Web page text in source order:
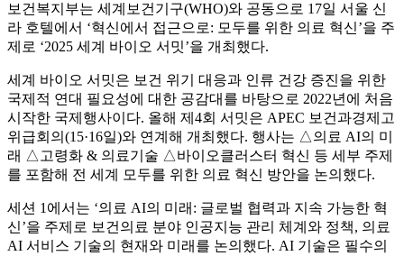
보건복지부는 세계보건기구(WHO)와 공동으로 17일 서울 신
라 호텔에서 ‘혁신에서 접근으로: 모두를 위한 의료 혁신’을 주
제로 ‘2025 세계 바이오 서밋’을 개최했다.
세계 바이오 서밋은 보건 위기 대응과 인류 건강 증진을 위한
국제적 연대 필요성에 대한 공감대를 바탕으로 2022년에 처음
시작한 국제행사이다. 올해 제4회 서밋은 APEC 보건과경제고
위급회의(15·16일)와 연계해 개최했다. 행사는 △의료 AI의 미
래 △고령화 & 의료기술 △바이오클러스터 혁신 등 세부 주제
를 포함해 전 세계 모두를 위한 의료 혁신 방안을 논의했다.
세션 1에서는 ‘의료 AI의 미래: 글로벌 협력과 지속 가능한 혁
신’을 주제로 보건의료 분야 인공지능 관리 체계와 정책, 의료
AI 서비스 기술의 현재와 미래를 논의했다. AI 기술은 필수의